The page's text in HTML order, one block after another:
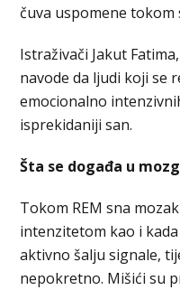
čuva uspomene tokom
Istraživači Jakut
navode da ljudi koji se
emocionalno
isprekidaniji san.
Šta se događa u
Tokom REM sna
intenzitetom kao i
aktivno šalju signale,
nepokretno. Mišići su